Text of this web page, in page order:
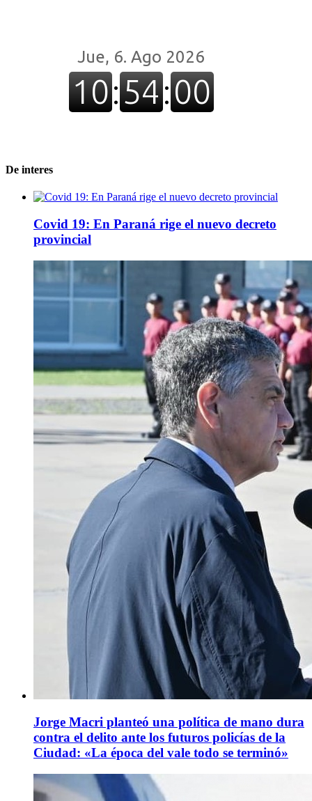
De interes
Covid 19: En Paraná rige el nuevo decreto
provincial
Jorge Macri planteó una política de mano dura
contra el delito ante los futuros policías de la
Ciudad: «La época del vale todo se terminó»